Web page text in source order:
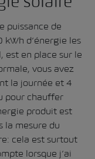
puissance de
d’énergie les
est en place sur le
vous avez
la journée et 4
pour chauffer
produit est
la mesure du
cela est surtout
lorsque j’ai